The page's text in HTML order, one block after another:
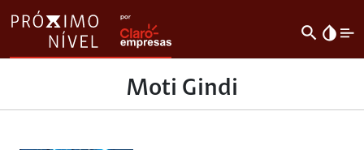
search invert_colors
Moti Gindi